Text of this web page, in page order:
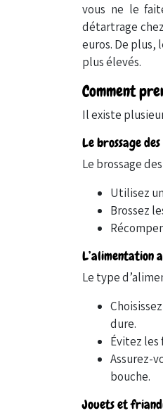
vous ne le
détartrage
euros. De plus,
plus élevés.
Comment
Il existe
Le brossage
Le brossage
Utilisez
Brossez
L’alimentation
Le type
dure.
Évitez les
Assurez-
bouche.
Jouets et